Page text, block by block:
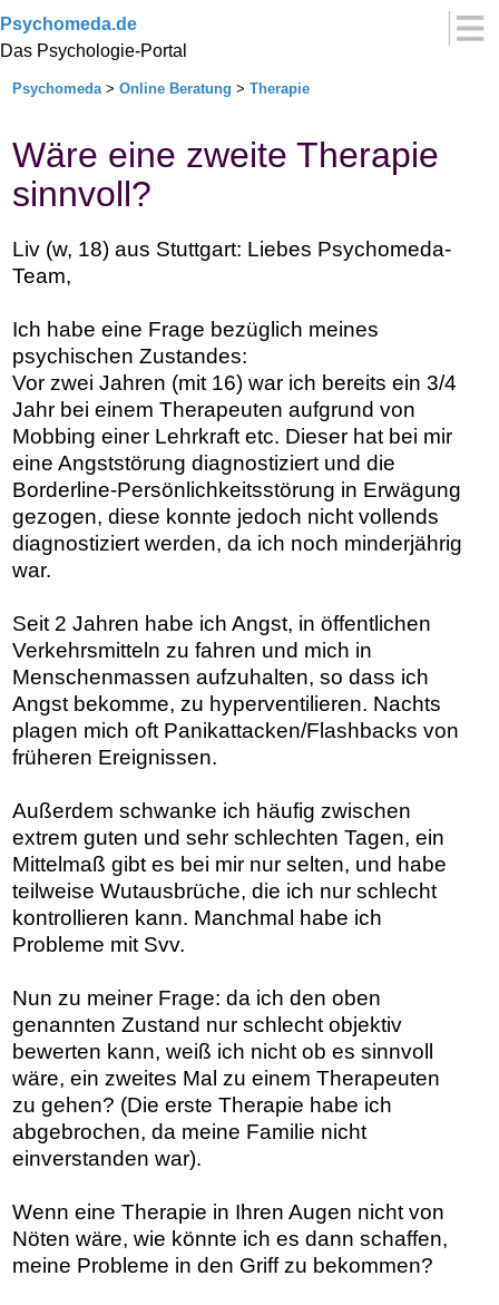
Psychomeda.de
Das Psychologie-Portal
Psychomeda>Online Beratung >Therapie
Wäre eine zweite Therapie
sinnvoll?
Liv (w, 18) aus Stuttgart: Liebes Psychomeda-
Team,
Ich habe eine Frage bezüglich meines
psychischen Zustandes:
Vor zwei Jahren (mit 16) war ich bereits ein 3/4
Jahr bei einem Therapeuten aufgrund von
Mobbing einer Lehrkraft etc. Dieser hat bei mir
eine Angststörung diagnostiziert und die
Borderline-Persönlichkeitsstörung in Erwägung
gezogen, diese konnte jedoch nicht vollends
diagnostiziert werden, da ich noch minderjährig
war.
Seit 2 Jahren habe ich Angst, in öffentlichen
Verkehrsmitteln zu fahren und mich in
Menschenmassen aufzuhalten, so dass ich
Angst bekomme, zu hyperventilieren. Nachts
plagen mich oft Panikattacken/Flashbacks von
früheren Ereignissen.
Außerdem schwanke ich häufig zwischen
extrem guten und sehr schlechten Tagen, ein
Mittelmaß gibt es bei mir nur selten, und habe
teilweise Wutausbrüche, die ich nur schlecht
kontrollieren kann. Manchmal habe ich
Probleme mit Svv.
Nun zu meiner Frage: da ich den oben
genannten Zustand nur schlecht objektiv
bewerten kann, weiß ich nicht ob es sinnvoll
wäre, ein zweites Mal zu einem Therapeuten
zu gehen? (Die erste Therapie habe ich
abgebrochen, da meine Familie nicht
einverstanden war).
Wenn eine Therapie in Ihren Augen nicht von
Nöten wäre, wie könnte ich es dann schaffen,
meine Probleme in den Griff zu bekommen?